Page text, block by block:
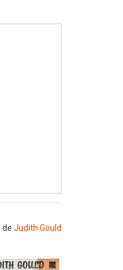
de Judith Gould